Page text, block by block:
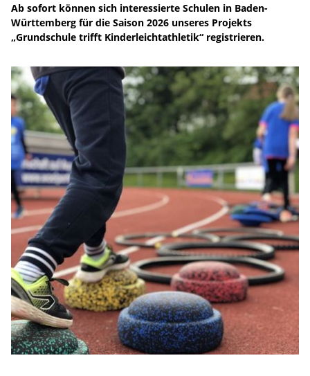
Ab sofort können sich interessierte Schulen in Baden-
Württemberg für die Saison 2026 unseres Projekts
„Grundschule trifft Kinderleichtathletik“ registrieren.